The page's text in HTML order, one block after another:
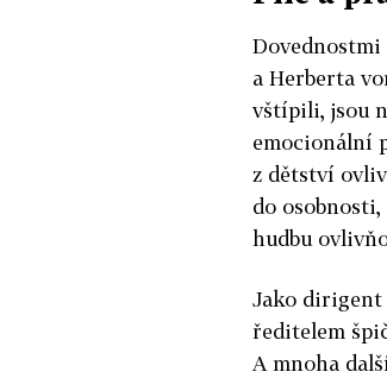
Dovednostmi
a Herberta
vštípili, jsou
emocionální
z dětství
do
hudbu
Jako dirigent
ředitelem
A mnoha